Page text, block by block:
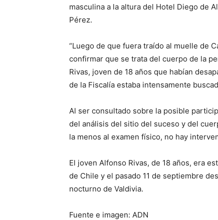
masculina a la altura del Hotel Diego de
Pérez.
“Luego de que fuera traído al muelle de
confirmar que se trata del cuerpo de la
Rivas, joven de 18 años que habían
de la Fiscalía estaba intensamente
Al ser consultado sobre la posible
del análisis del sitio del suceso y del
la menos al examen físico, no hay
El joven Alfonso Rivas, de 18 años, era
de Chile y el pasado 11 de septiembre
nocturno de Valdivia.
Fuente e imagen: ADN